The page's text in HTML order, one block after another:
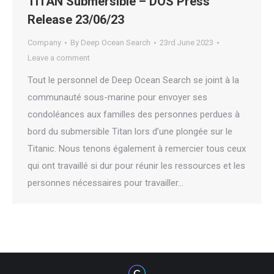
Release 23/06/23
Company By Deep Ocean Search
23rd June 2023
Leave a comment
Tout le personnel de Deep Ocean Search se joint à la
communauté sous-marine pour envoyer ses
condoléances aux familles des personnes perdues à
bord du submersible Titan lors d’une plongée sur le
Titanic. Nous tenons également à remercier tous ceux
qui ont travaillé si dur pour réunir les ressources et les
personnes nécessaires pour travailler…